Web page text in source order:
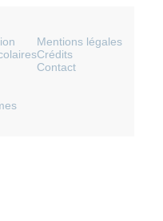
Mentions légales
Crédits
Contact